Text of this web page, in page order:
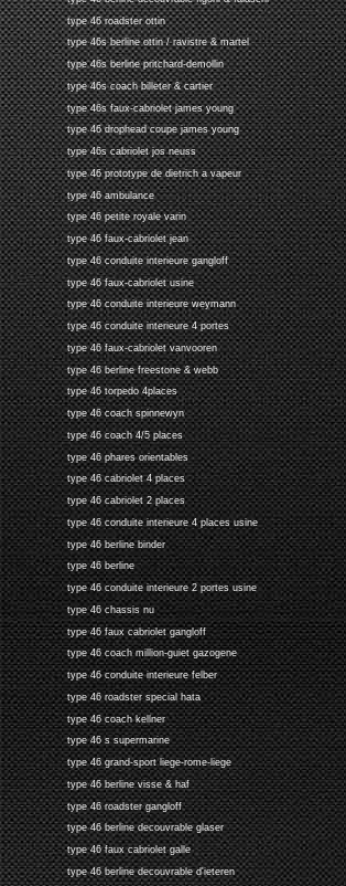
type 46 roadster ottin
type 46s berline ottin / ravistre & martel
type 46s berline pritchard-demollin
type 46s coach billeter & cartier
type 46s faux-cabriolet james young
type 46 drophead coupe james young
type 46s cabriolet jos neuss
type 46 prototype de dietrich a vapeur
type 46 ambulance
type 46 petite royale varin
type 46 faux-cabriolet jean
type 46 conduite interieure gangloff
type 46 faux-cabriolet usine
type 46 conduite interieure weymann
type 46 conduite interieure 4 portes
type 46 faux-cabriolet vanvooren
type 46 berline freestone & webb
type 46 torpedo 4places
type 46 coach spinnewyn
type 46 coach 4/5 places
type 46 phares orientables
type 46 cabriolet 4 places
type 46 cabriolet 2 places
type 46 conduite interieure 4 places usine
type 46 berline binder
type 46 berline
type 46 conduite interieure 2 portes usine
type 46 chassis nu
type 46 faux cabriolet gangloff
type 46 coach million-guiet gazogene
type 46 conduite interieure felber
type 46 roadster special hata
type 46 coach kellner
type 46 s supermarine
type 46 grand-sport liege-rome-liege
type 46 berline visse & haf
type 46 roadster gangloff
type 46 berline decouvrable glaser
type 46 faux cabriolet galle
type 46 berline decouvrable d'ieteren